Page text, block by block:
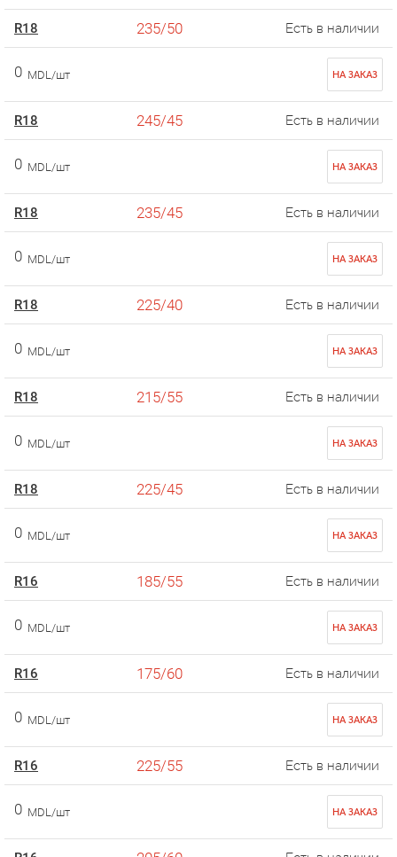
R18 235/50 Есть в наличии
0 MDL/шт НА ЗАКАЗ
R18 245/45 Есть в наличии
0 MDL/шт НА ЗАКАЗ
R18 235/45 Есть в наличии
0 MDL/шт НА ЗАКАЗ
R18 225/40 Есть в наличии
0 MDL/шт НА ЗАКАЗ
R18 215/55 Есть в наличии
0 MDL/шт НА ЗАКАЗ
R18 225/45 Есть в наличии
0 MDL/шт НА ЗАКАЗ
R16 185/55 Есть в наличии
0 MDL/шт НА ЗАКАЗ
R16 175/60 Есть в наличии
0 MDL/шт НА ЗАКАЗ
R16 225/55 Есть в наличии
0 MDL/шт НА ЗАКАЗ